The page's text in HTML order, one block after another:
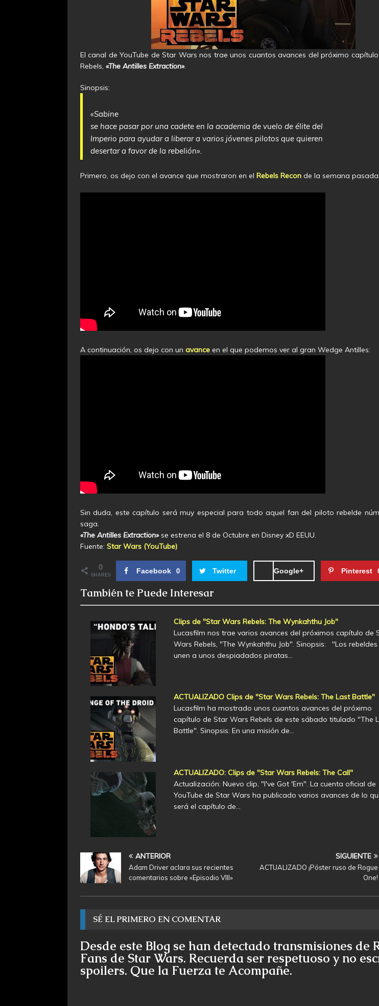
El canal de YouTube de Star Wars nos trae unos cuantos avances del próximo
Rebels, «The Antilles Extraction».
Sinopsis:
«Sabine
se hace pasar por una cadete en la academia de vuelo de élite del
Imperio para ayudar a liberar a varios jóvenes pilotos que quieren
desertar a favor de la rebelión».
Primero, os dejo con el avance que mostraron en el Rebels Recon de la semana pasada:
A continuación, os dejo con un avance en el que podemos ver al gran Wedge Antilles:
Sin duda, este capítulo será muy especial para todo aquel fan del piloto rebelde
saga.
«The Antilles Extraction»se estrena el 8 de Octubre en Disney xD EEUU.
Fuente: Star Wars (YouTube)
0
SHARES Facebook 0 Twitter Google+ Pinterest
También te Puede Interesar
Clips de "Star Wars Rebels: The Wynkahthu Job"
Lucasfilm nos trae varios avances del próximos capítulo de
Wars Rebels, "The Wynkahthu Job". Sinopsis: "Los rebeldes
unen a unos despiadados piratas…
ACTUALIZADO Clips de "Star Wars Rebels: The Last Battle"
Lucasfilm ha mostrado unos cuantos avances del próximo
capítulo de Star Wars Rebels de este sábado titulado "The
Battle". Sinopsis: En una misión de…
ACTUALIZADO: Clips de "Star Wars Rebels: The Call"
Actualización: Nuevo clip, "I've Got 'Em". La cuenta oficial de
YouTube de Star Wars ha publicado varios avances de lo
será el capítulo de…
ANTERIOR
Adam Driver aclara sus recientes
comentarios sobre «Episodio VIII»
SIGUIENTE
ACTUALIZADO ¡Póster ruso de Rogue
One!
SÉ EL PRIMERO EN COMENTAR
Desde este Blog se han detectado transmisiones de
Fans de Star Wars. Recuerda ser respetuoso y no
spoilers. Que la Fuerza te Acompañe.